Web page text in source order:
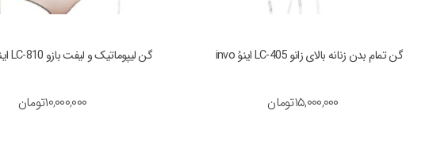
گن تمام بدن زنانه بالای زانو LC-405 اینوُ invo
۱۵,۰۰۰,۰۰۰تومان
گن لیپوماتیک و لیفت بازو LC-810 اینوُ invo
۱۰,۰۰۰,۰۰۰تومان